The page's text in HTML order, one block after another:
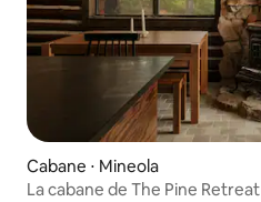
Cabane ⋅ Mineola
La cabane de The Pine Retreat